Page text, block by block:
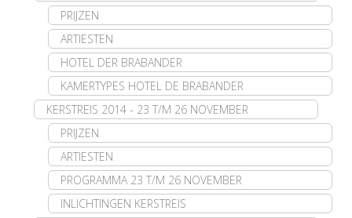
PRIJZEN
ARTIESTEN
HOTEL DER BRABANDER
KAMERTYPES HOTEL DE BRABANDER
KERSTREIS 2014 - 23 T/M 26 NOVEMBER
PRIJZEN
ARTIESTEN
PROGRAMMA 23 T/M 26 NOVEMBER
INLICHTINGEN KERSTREIS